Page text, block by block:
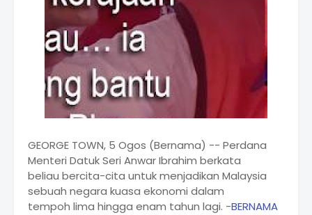
GEORGE TOWN, 5 Ogos (Bernama) -- Perdana
Menteri Datuk Seri Anwar Ibrahim berkata
beliau bercita-cita untuk menjadikan Malaysia
sebuah negara kuasa ekonomi dalam
tempoh lima hingga enam tahun lagi. -BERNAMA